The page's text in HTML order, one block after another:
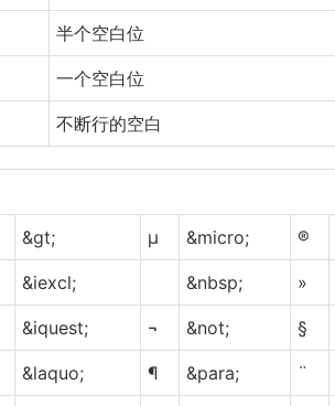
半个空白位
一个空白位
不断行的空白
&gt; µ &micro; ®
&iexcl; &nbsp; »
&iquest; ¬ &not; §
&laquo; ¶ &para; ¨